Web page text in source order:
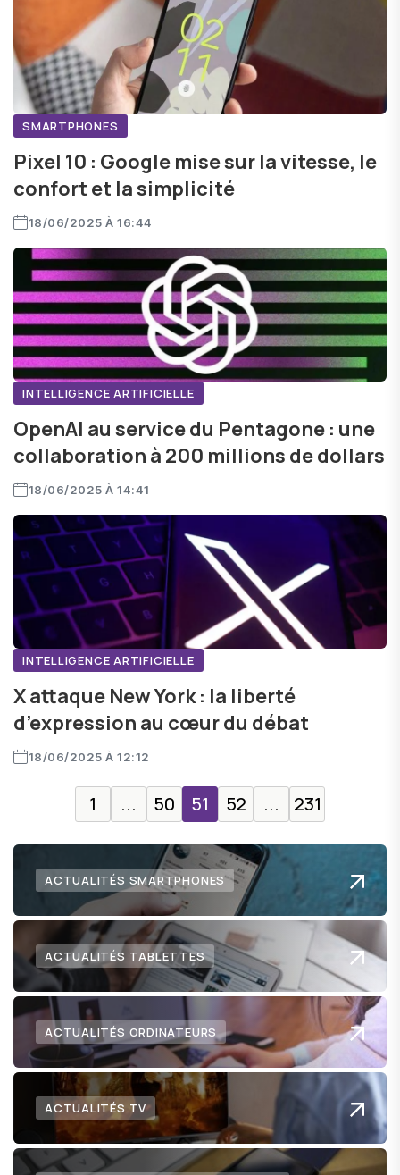
SMARTPHONES
Pixel 10 : Google mise sur la vitesse, le
confort et la simplicité
18/06/2025 À 16:44
INTELLIGENCE ARTIFICIELLE
OpenAI au service du Pentagone : une
collaboration à 200 millions de dollars
18/06/2025 À 14:41
INTELLIGENCE ARTIFICIELLE
X attaque New York : la liberté
d’expression au cœur du débat
18/06/2025 À 12:12
1 ... 50 51 52 ... 231
ACTUALITÉS SMARTPHONES
ACTUALITÉS TABLETTES
ACTUALITÉS ORDINATEURS
ACTUALITÉS TV